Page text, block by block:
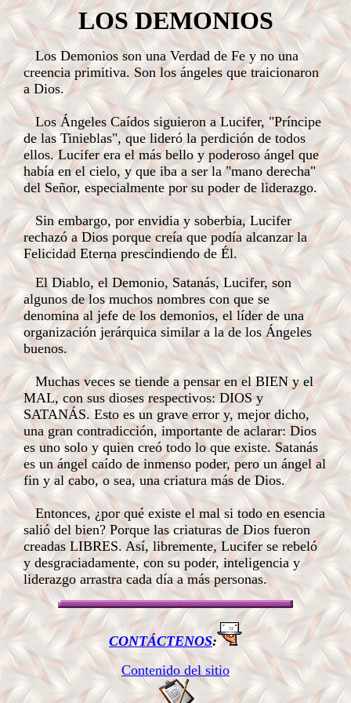
LOS DEMONIOS
Los Demonios son una Verdad de Fe y no una
creencia primitiva. Son los ángeles que traicionaron
a Dios.
Los Ángeles Caídos siguieron a Lucifer, "Príncipe
de las Tinieblas", que lideró la perdición de todos
ellos. Lucifer era el más bello y poderoso ángel que
había en el cielo, y que iba a ser la "mano derecha"
del Señor, especialmente por su poder de liderazgo.
Sin embargo, por envidia y soberbia, Lucifer
rechazó a Dios porque creía que podía alcanzar la
Felicidad Eterna prescindiendo de Él.
El Diablo, el Demonio, Satanás, Lucifer, son
algunos de los muchos nombres con que se
denomina al jefe de los demonios, el líder de una
organización jerárquica similar a la de los Ángeles
buenos.
Muchas veces se tiende a pensar en el BIEN y el
MAL, con sus dioses respectivos: DIOS y
SATANÁS. Esto es un grave error y, mejor dicho,
una gran contradicción, importante de aclarar: Dios
es uno solo y quien creó todo lo que existe. Satanás
es un ángel caído de inmenso poder, pero un ángel al
fin y al cabo, o sea, una criatura más de Dios.
Entonces, ¿por qué existe el mal si todo en esencia
salió del bien? Porque las criaturas de Dios fueron
creadas LIBRES. Así, libremente, Lucifer se rebeló
y desgraciadamente, con su poder, inteligencia y
liderazgo arrastra cada día a más personas.
CONTÁCTENOS:
Contenido del sitio